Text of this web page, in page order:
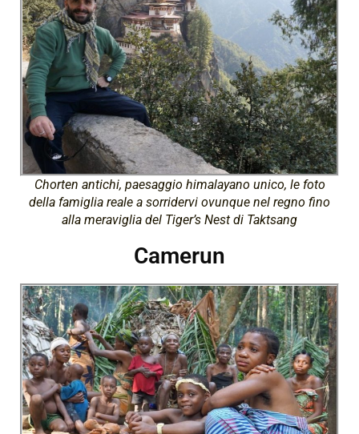
Chorten antichi, paesaggio himalayano unico, le foto
della famiglia reale a sorridervi ovunque nel regno fino
alla meraviglia del Tiger’s Nest di Taktsang
Camerun